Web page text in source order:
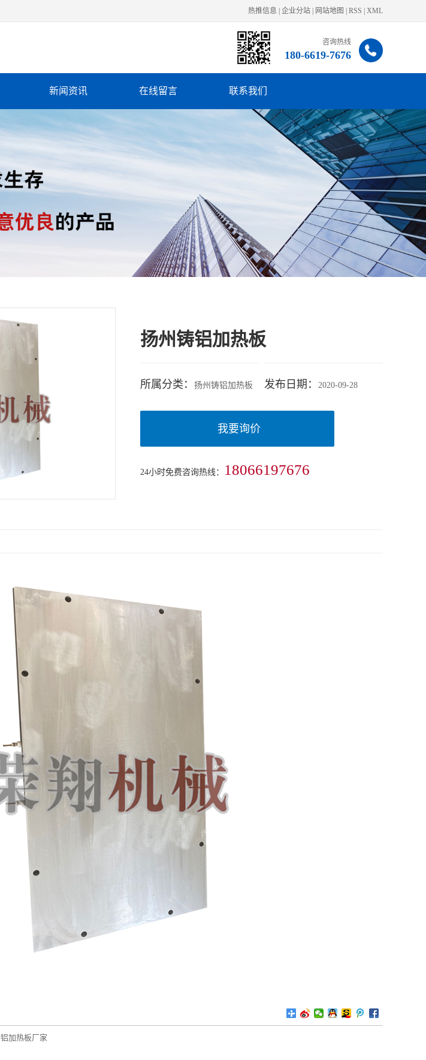
热推信息 企业分站 网站地图 RSS XML
咨询热线
180-6619-7676
新闻资讯
公司新闻
行业新闻
在线留言 联系我们
扬州铸铝加热板
所属分类：扬州铸铝加热板 发布日期： 2020-09-28
我要询价
24小时免费咨询热线： 18066197676
加热板厂家